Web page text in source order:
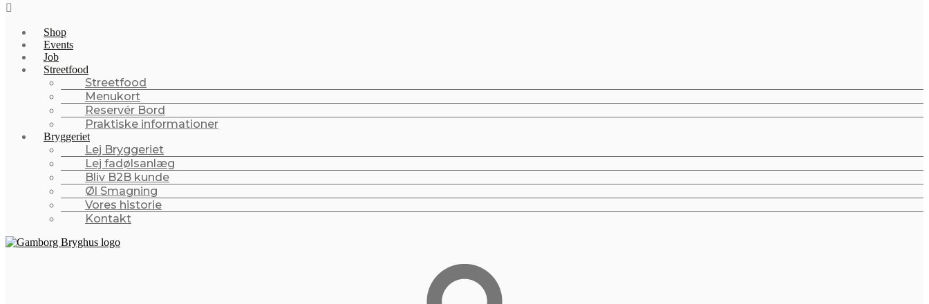
Shop
Events
Job
Streetfood
Streetfood
Menukort
Reservér Bord
Praktiske informationer
Bryggeriet
Lej Bryggeriet
Lej fadølsanlæg
Bliv B2B kunde
Øl Smagning
Vores historie
Kontakt